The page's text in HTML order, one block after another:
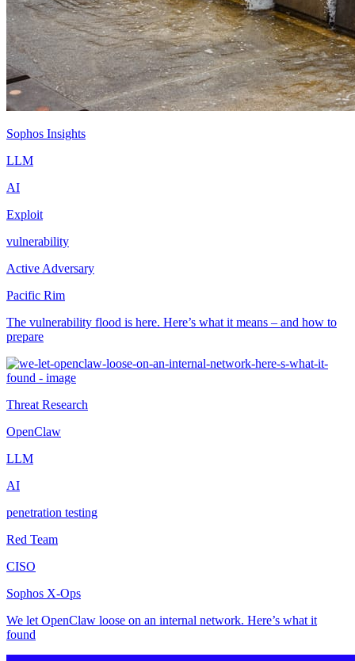
Sophos Insights
LLM
AI
Exploit
vulnerability
Active Adversary
Pacific Rim
The vulnerability flood is here. Here’s what it means – and how to
prepare
Threat Research
OpenClaw
LLM
AI
penetration testing
Red Team
CISO
Sophos X-Ops
We let OpenClaw loose on an internal network. Here’s what it
found